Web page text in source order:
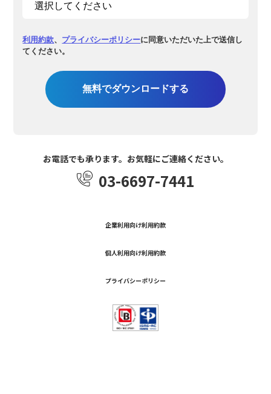
利用約款、 プライバシーポリシーに同意いただいた上で送信し
てください。
無料でダウンロードする
お電話でも承ります。お気軽にご連絡ください。
03-6697-7441
企業利用向け利用約款
個人利用向け利用約款
プライバシーポリシー